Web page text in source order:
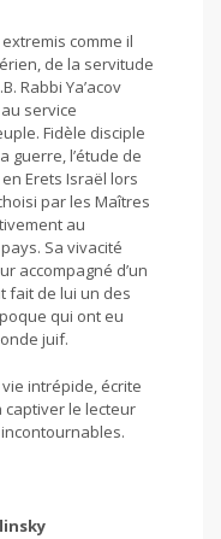
comme il
de la servitude
Rabbi Ya’acov
service
Fidèle disciple
guerre, l’étude de
Erets Israël lors
par les Maîtres
au
Sa vivacité
accompagné d’un
fait de lui un des
qui ont eu
juif.
intrépide, écrite
captiver le lecteur